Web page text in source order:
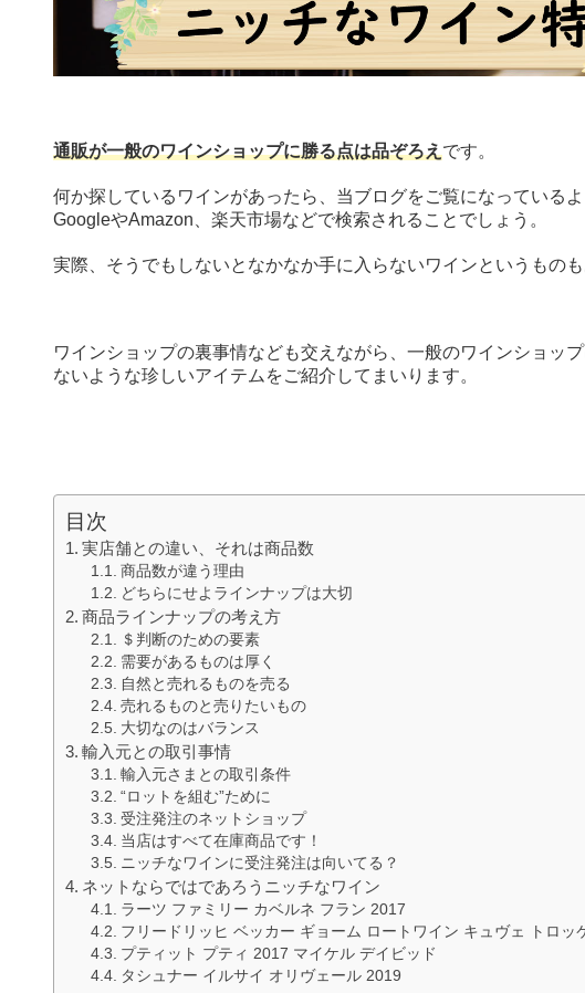
通販が一般のワインショップに勝る点は品ぞろえです。
何か探しているワインがあったら、当ブログをご覧になっている
GoogleやAmazon、楽天市場などで検索されることでしょう。
実際、そうでもしないとなかなか手に入らないワインというものも
ワインショップの裏事情なども交えながら、一般のワインショッ
ないような珍しいアイテムをご紹介してまいります。
目次
実店舗との違い、それは商品数
商品数が違う理由
どちらにせよラインナップは大切
商品ラインナップの考え方
＄判断のための要素
需要があるものは厚く
自然と売れるものを売る
売れるものと売りたいもの
大切なのはバランス
輸入元との取引事情
輸入元さまとの取引条件
“ロットを組む”ために
受注発注のネットショップ
当店はすべて在庫商品です！
ニッチなワインに受注発注は向いてる？
ネットならではであろうニッチなワイン
ラーツ ファミリー カベルネ フラン 2017
フリードリッヒ ベッカー ギョーム ロートワイン キュヴェ トロッ
プティット プティ 2017 マイケル デイビッド
タシュナー イルサイ オリヴェール 2019